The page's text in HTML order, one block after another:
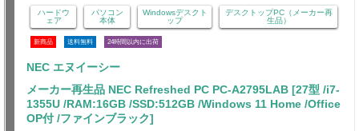
ハードウ
ェア
パソコン
本体
Windowsデスクト
ップ
デスクトップPC（メーカー再
生品）
新商品 送料無料 24時間以内に出荷
NEC エヌイーシー
メーカー再生品 NEC Refreshed PC PC-A2795LAB [27型 /i7-
1355U /RAM:16GB /SSD:512GB /Windows 11 Home /Office
OP付 /ファインブラック]